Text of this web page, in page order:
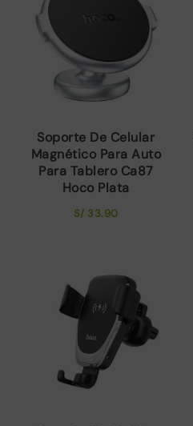
Soporte De Celular
Magnético Para Auto
Para Tablero Ca87
Hoco Plata
S/ 33.90